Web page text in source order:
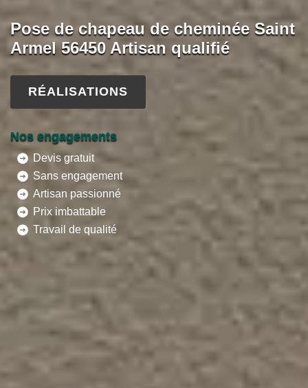
Pose de chapeau de cheminée Saint
Armel 56450 Artisan qualifié
RÉALISATIONS
Nos engagements
Devis gratuit
Sans engagement
Artisan passionné
Prix imbattable
Travail de qualité